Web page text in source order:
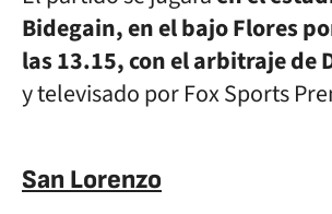
Bidegain, en el bajo Flores
las 13.15, con el arbitraje de
y televisado por Fox Sports
San Lorenzo